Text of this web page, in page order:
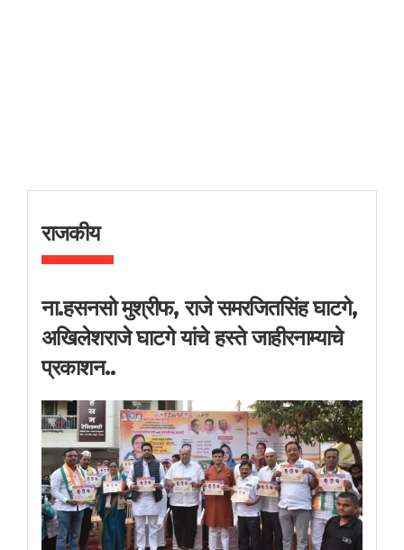
राजकीय
ना.हसनसो मुश्रीफ, राजे समरजितसिंह घाटगे,
अखिलेशराजे घाटगे यांचे हस्ते जाहीरनाम्याचे
प्रकाशन..